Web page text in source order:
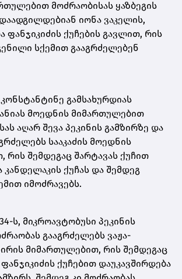
მოძრაობისას ყაზბეგის
იონა ვაკელის,
ფანჯიკიძის ქუჩების გავლით, რის
სქემით გააგრძელებენ
გამსახურდიას
მოედნის მიმართულებით
აღარ შევა პეკინის გამზირზე და
სააკაძის მოედნის
რის შემდეგაც შარტავას ქუჩით
კანდელაკის ქუჩას და შემდეგ
იმოძრავებს.
ს, მიკროავტობუსი პეკინის
გააგრძელებს ვაჟა-
მიმართულებით, რის შემდეგაც
ქუჩებით დაუკავშირდება